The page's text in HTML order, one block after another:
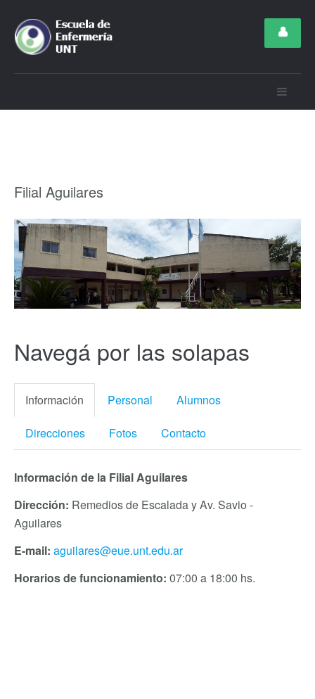
Filial Aguilares
Navegá por las solapas
Información Personal Alumnos
Direcciones Fotos Contacto
Información de la Filial Aguilares
Dirección: Remedios de Escalada y Av. Savio -
Aguilares
E-mail: aguilares@eue.unt.edu.ar
Horarios de funcionamiento: 07:00 a 18:00 hs.